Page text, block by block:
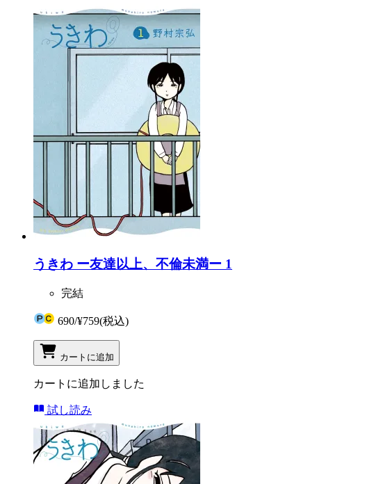
うきわ ー友達以上、不倫未満ー 1
完結
690/¥759(税込)
カートに追加
カートに追加しました
試し読み